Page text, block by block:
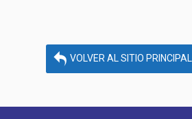
VOLVER AL SITIO PRINCIPAL